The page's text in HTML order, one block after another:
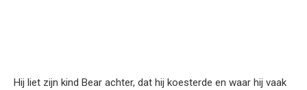
Hij liet zijn kind Bear achter, dat hij koesterde en waar hij vaak